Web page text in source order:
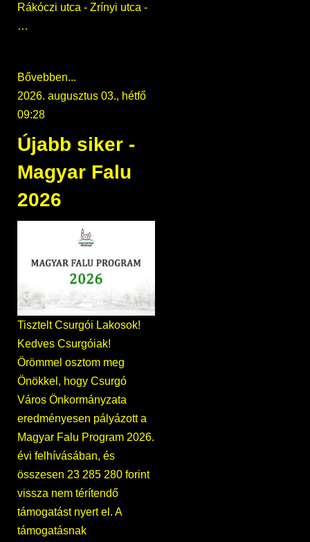
Rákóczi utca - Zrínyi utca -
…
Bővebben...
2026. augusztus 03., hétfő
09:28
Újabb siker -
Magyar Falu
2026
Tisztelt Csurgói Lakosok!
Kedves Csurgóiak!
Örömmel osztom meg
Önökkel, hogy Csurgó
Város Önkormányzata
eredményesen pályázott a
Magyar Falu Program 2026.
évi felhívásában, és
összesen 23 285 280 forint
vissza nem térítendő
támogatást nyert el. A
támogatásnak